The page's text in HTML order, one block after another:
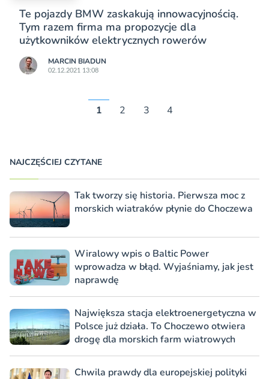
Te pojazdy BMW zaskakują innowacyjnością.
Tym razem firma ma propozycje dla
użytkowników elektrycznych rowerów
MARCIN BIADUN
02.12.2021 13:08
1 2 3 4
NAJCZĘŚCIEJ CZYTANE
Tak tworzy się historia. Pierwsza moc z
morskich wiatraków płynie do Choczewa
Wiralowy wpis o Baltic Power
wprowadza w błąd. Wyjaśniamy, jak jest
naprawdę
Największa stacja elektroenergetyczna w
Polsce już działa. To Choczewo otwiera
drogę dla morskich farm wiatrowych
Chwila prawdy dla europejskiej polityki